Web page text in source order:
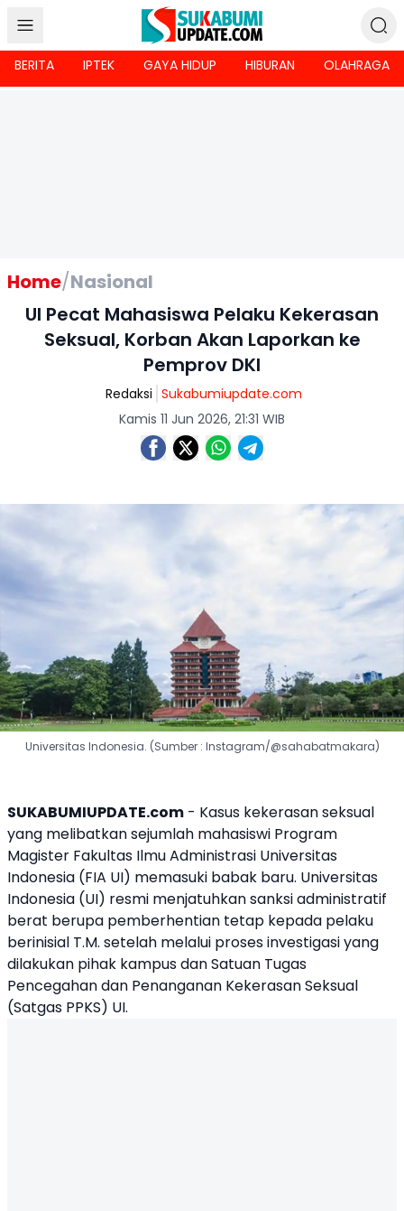
BERITA IPTEK GAYA HIDUP HIBURAN OLAHRAGA
Home/Nasional
UI Pecat Mahasiswa Pelaku Kekerasan
Seksual, Korban Akan Laporkan ke
Pemprov DKI
Redaksi Sukabumiupdate.com
Kamis 11 Jun 2026, 21:31 WIB
Universitas Indonesia. (Sumber : Instagram/@sahabatmakara)
SUKABUMIUPDATE.com - Kasus kekerasan seksual
yang melibatkan sejumlah mahasiswi Program
Magister Fakultas Ilmu Administrasi Universitas
Indonesia (FIA UI) memasuki babak baru. Universitas
Indonesia (UI) resmi menjatuhkan sanksi administratif
berat berupa pemberhentian tetap kepada pelaku
berinisial T.M. setelah melalui proses investigasi yang
dilakukan pihak kampus dan Satuan Tugas
Pencegahan dan Penanganan Kekerasan Seksual
(Satgas PPKS) UI.